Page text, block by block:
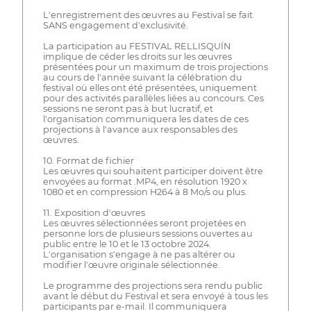
L'enregistrement des œuvres au Festival se fait
SANS engagement d'exclusivité.
La participation au FESTIVAL RELLISQUÍN
implique de céder les droits sur les œuvres
présentées pour un maximum de trois projections
au cours de l'année suivant la célébration du
festival où elles ont été présentées, uniquement
pour des activités parallèles liées au concours. Ces
sessions ne seront pas à but lucratif, et
l'organisation communiquera les dates de ces
projections à l'avance aux responsables des
œuvres.
10. Format de fichier
Les œuvres qui souhaitent participer doivent être
envoyées au format .MP4, en résolution 1920 x
1080 et en compression H264 à 8 Mo/s ou plus.
11. Exposition d'œuvres
Les œuvres sélectionnées seront projetées en
personne lors de plusieurs sessions ouvertes au
public entre le 10 et le 13 octobre 2024.
L'organisation s'engage à ne pas altérer ou
modifier l'œuvre originale sélectionnée.
Le programme des projections sera rendu public
avant le début du Festival et sera envoyé à tous les
participants par e-mail. Il communiquera